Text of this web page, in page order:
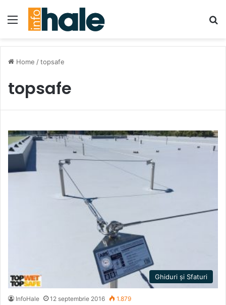
Menu
Home /topsafe
topsafe
Ghiduri și Sfaturi
InfoHale 12 septembrie 2016 1.879